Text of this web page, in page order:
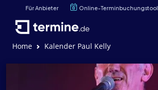
Für Anbieter Online-Terminbuchungstool
Home Kalender Paul Kelly